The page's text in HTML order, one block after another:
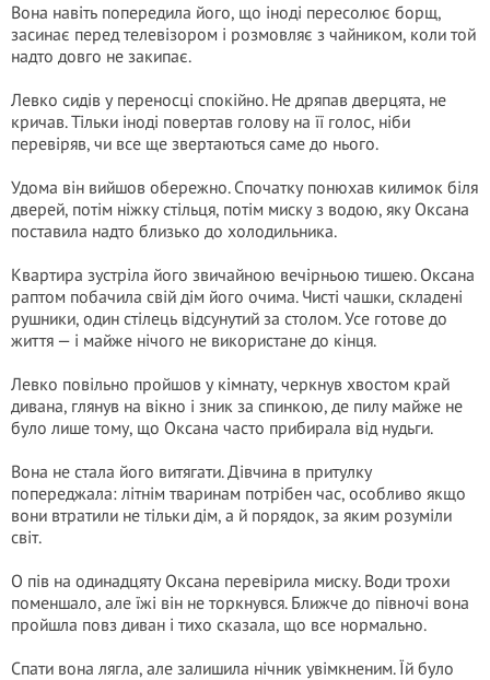
Вона навіть попередила його, що іноді пересолює борщ,
засинає перед телевізором і розмовляє з чайником, коли той
надто довго не закипає.
Левко сидів у переносці спокійно. Не дряпав дверцята, не
кричав. Тільки іноді повертав голову на її голос, ніби
перевіряв, чи все ще звертаються саме до нього.
Удома він вийшов обережно. Спочатку понюхав килимок біля
дверей, потім ніжку стільця, потім миску з водою, яку Оксана
поставила надто близько до холодильника.
Квартира зустріла його звичайною вечірньою тишею. Оксана
раптом побачила свій дім його очима. Чисті чашки, складені
рушники, один стілець відсунутий за столом. Усе готове до
життя — і майже нічого не використане до кінця.
Левко повільно пройшов у кімнату, черкнув хвостом край
дивана, глянув на вікно і зник за спинкою, де пилу майже не
було лише тому, що Оксана часто прибирала від нудьги.
Вона не стала його витягати. Дівчина в притулку
попереджала: літнім тваринам потрібен час, особливо якщо
вони втратили не тільки дім, а й порядок, за яким розуміли
світ.
О пів на одинадцяту Оксана перевірила миску. Води трохи
поменшало, але їжі він не торкнувся. Ближче до півночі вона
пройшла повз диван і тихо сказала, що все нормально.
Спати вона лягла, але залишила нічник увімкненим. Їй було